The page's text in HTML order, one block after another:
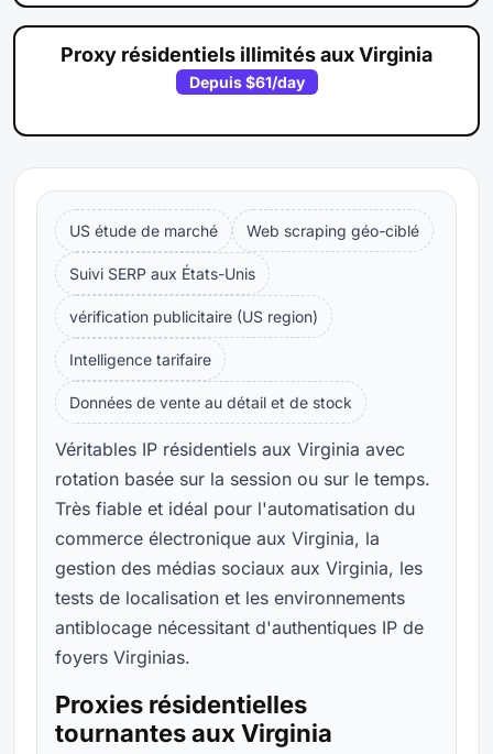
Proxy résidentiels illimités aux Virginia
Depuis$61/day
US étude de marché Web scraping géo-ciblé
Suivi SERP aux États-Unis
vérification publicitaire (US region)
Intelligence tarifaire
Données de vente au détail et de stock
Véritables IP résidentiels aux Virginia avec
rotation basée sur la session ou sur le temps.
Très fiable et idéal pour l'automatisation du
commerce électronique aux Virginia, la
gestion des médias sociaux aux Virginia, les
tests de localisation et les environnements
antiblocage nécessitant d'authentiques IP de
foyers Virginias.
Proxies résidentielles
tournantes aux Virginia